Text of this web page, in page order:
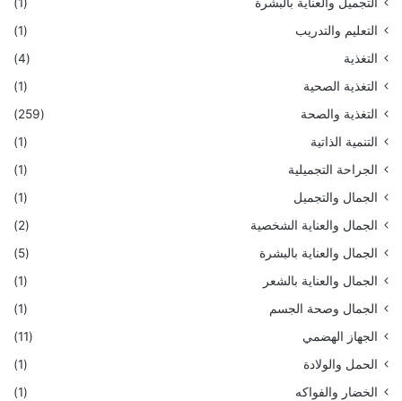
التعليم والتدريب
(1)
التغذية
(4)
التغذية الصحية
(1)
التغذية والصحة
(259)
التنمية الذاتية
(1)
الجراحة التجميلية
(1)
الجمال والتجميل
(1)
الجمال والعناية الشخصية
(2)
الجمال والعناية بالبشرة
(5)
الجمال والعناية بالشعر
(1)
الجمال وصحة الجسم
(1)
الجهاز الهضمي
(11)
الحمل والولادة
(1)
الخضار والفواكه
(1)